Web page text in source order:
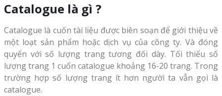
Catalogue là gì ?
Catalogue là cuốn tài liệu được biên soạn để giới thiệu về
một loạt sản phẩm hoặc dịch vụ của công ty. Và đóng
quyển với số lượng trang tương đối dày. Tối thiểu số
lượng trang 1 cuốn catalogue khoảng 16-20 trang. Trong
trường hợp số lượng trang ít hơn người ta vẫn gọi là
catalogue.